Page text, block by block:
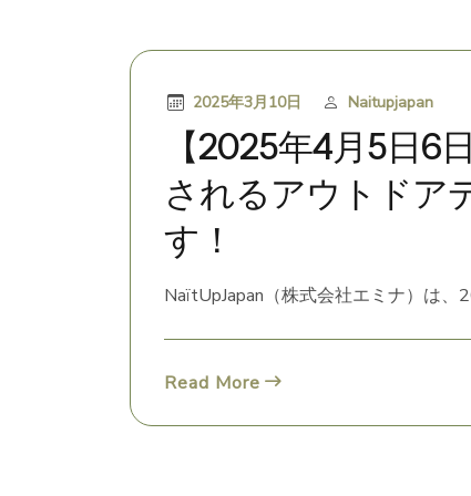
【2025年4月5日6
されるアウトドア
す！
2025年3月10日 Naitupjapan
NaïtUpJapan（株式会社エミナ）は、
Read More